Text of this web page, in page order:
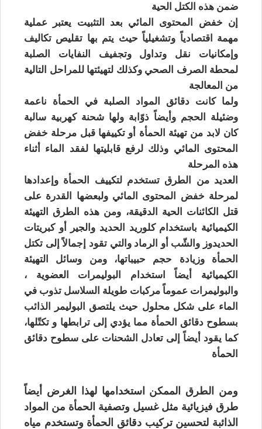
ضمن هذه الكتل الحية
إن خفض المحتوى المائي بعد التثبيت يعتبر عملية
مهمة اقتصادياً وتشغيلياً حيث يتم بها تقليص تكاليف
وإمكانيات نقل وتداول وتجفيف النفايات الصلبة
لمحطة الصرف الصحي وكذلك لتهيئتها للمراحل التالية
من المعالجة
ولما كانت دقائق المواد الصلبة في الحمأة ناعمة
وضئيلة الحجم وأيضاً ذوّابة ولها شحنة كهربية سالبة
كان لابد من تهيئة الحمأة أو تكييفها قبل مرحلة خفض
المحتوى المائي وذلك لرفع قابليتها لفقد الماء أثناء
هذه المرحلة
العديد من الطرق تستخدم لتكييف الحمأة وإعدادها
لمرحلة خفض المحتوى المائي ولبعضها القدرة على
قتل الكائنات الحية الدقيقة، ومن هذه الطرق التهيئة
الكيميائية باستخدام كلوريد الحديد والجير أو كبريتات
الحديدوز والشّب أو الرماد والتي تقود إجمالاً إلى تكتل
الحمأة وزيادة حجم حبيباتها، ومن وسائل التهيئة
الكيميائية أيضاً استخدام البوليمرات العضوية ،
والبوليمرات عموماً مركبات طويلة السلاسل تذوب في
الماء على شكل محلول حيث يلتصق البوليمر الذائب
بسطوح دقائق الحمأة مما يؤدي إلى ترابطها و تكتّلها،
كما يقود أيضاً إلى تعادل الشحنات على سطوح دقائق
الحمأة
ومن الطرق الممكن استخدامها لهذا الغرض أيضاً
طرق فيزيائية مثل غسيل وتصفية الحمأة من المواد
الذائبة لتحسين تركيب دقائق الحمأة وتستخدم مياه